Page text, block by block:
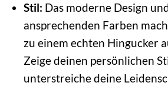
Stil: Das moderne Design
ansprechenden Farben
zu einem echten Hingucker
Zeige deinen persönlichen
unterstreiche deine